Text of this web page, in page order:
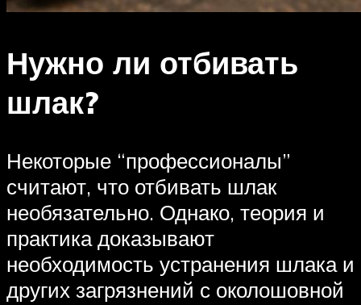
Нужно ли отбивать
шлак?
Некоторые “профессионалы”
считают, что отбивать шлак
необязательно. Однако, теория и
практика доказывают
необходимость устранения шлака и
других загрязнений с околошовной